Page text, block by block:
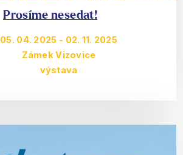
Prosíme nesedat!
05. 04. 2025 - 02. 11. 2025
Zámek Vizovice
výstava